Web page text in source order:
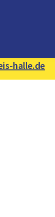
halle.de